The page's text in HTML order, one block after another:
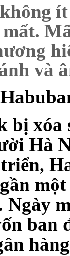
và
bị xóa
Hà
Ngày
ban